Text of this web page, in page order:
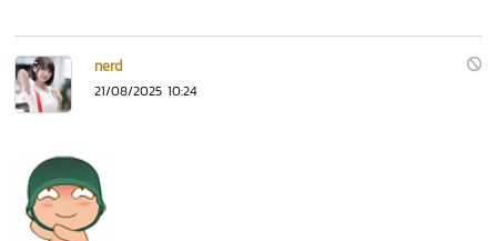
nerd
21/08/2025 10:24